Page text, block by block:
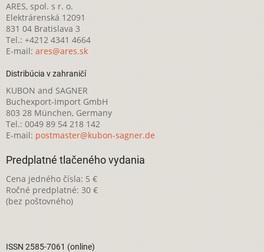
ARES, spol. s r. o.
Elektrárenská 12091
831 04 Bratislava 3
Tel.: +4212 4341 4664
E-mail: ares@ares.sk
Distribúcia v zahraničí
KUBON and SAGNER
Buchexport-Import GmbH
803 28 München, Germany
Tel.: 0049 89 54 218 142
E-mail: postmaster@kubon-sagner.de
Predplatné tlačeného vydania
Cena jedného čísla: 5 €
Ročné predplatné: 30 €
(bez poštovného)
ISSN 2585-7061 (online)